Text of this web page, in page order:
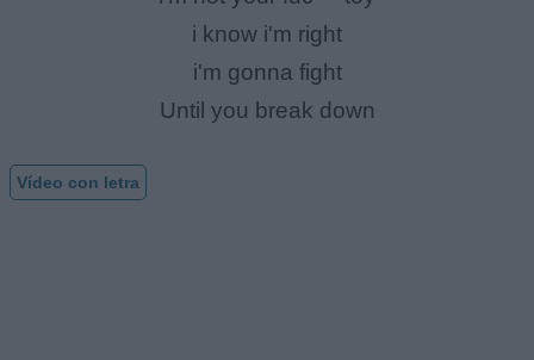
i know i'm right
i'm gonna fight
Until you break down
Vídeo con letra